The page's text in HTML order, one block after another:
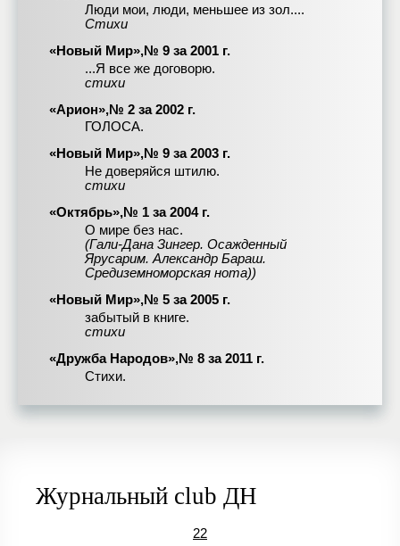
Люди мои, люди, меньшее из зол....
Стихи
«Новый Мир»,№ 9 за 2001 г.
...Я все же договорю.
стихи
«Арион»,№ 2 за 2002 г.
ГОЛОСА.
«Новый Мир»,№ 9 за 2003 г.
Не доверяйся штилю.
стихи
«Октябрь»,№ 1 за 2004 г.
О мире без нас.
(Гали-Дана Зингер. Осажденный
Ярусарим. Александр Бараш.
Средиземноморская нота))
«Новый Мир»,№ 5 за 2005 г.
забытый в книге.
стихи
«Дружба Народов»,№ 8 за 2011 г.
Стихи.
Журнальный club ДН
22